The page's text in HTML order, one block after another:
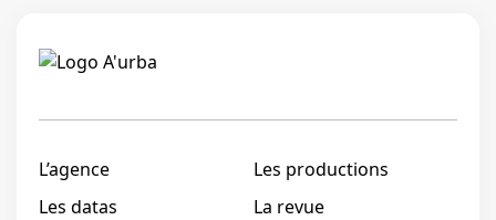
L’agence
Les productions
Les datas
La revue